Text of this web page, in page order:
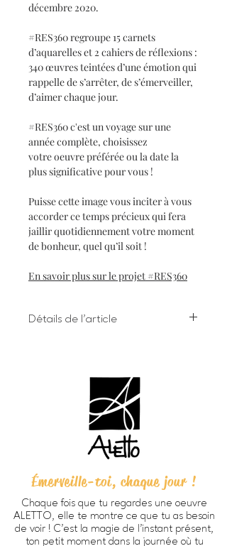
décembre 2020.
#RES360 regroupe 15 carnets
d’aquarelles et 2 cahiers de réflexions :
340 œuvres teintées d’une émotion qui
rappelle de s’arrêter, de s’émerveiller,
d’aimer chaque jour.
#RES360 c'est un voyage sur une
année complète, choisissez
votre oeuvre préférée ou la date la
plus significative pour vous !
Puisse cette image vous inciter à vous
accorder ce temps précieux qui fera
jaillir quotidiennement votre moment
de bonheur, quel qu’il soit !
En savoir plus sur le projet #RES360
Détails de l'article
Dimensions 8 X 10 pouces (203 X
254 cm) incluant bordure
Chaque oeuvre est signée à la main
Papier beaux-arts Verona 250
HD, fini mat lisse, sans acide, 100%
Prête à encadrer -cadre non
inclus
Emballage personnalisé ALETTO
parfait pour offrir en cadeau
Imprimée à Trois-Rivières
Émerveille-toi, chaque jour !
Chaque fois que tu regardes une oeuvre
ALETTO, elle te montre ce que tu as besoin
de voir ! C’est la magie de l’instant présent,
ton petit moment dans la journée où tu